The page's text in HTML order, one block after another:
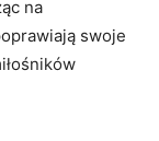
na
swoje